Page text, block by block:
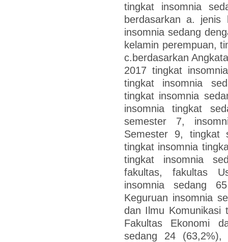
tingkat insomnia
berdasarkan a. jenis
insomnia sedang
kelamin perempuan,
c.berdasarkan
2017 tingkat
tingkat insomnia
tingkat insomnia
insomnia tingkat
semester 7,
Semester 9, tingkat
tingkat insomnia
tingkat insomnia
fakultas, fakultas
insomnia sedang
Keguruan insomnia
dan Ilmu Komunikasi
Fakultas Ekonomi
sedang 24 (63,2%),